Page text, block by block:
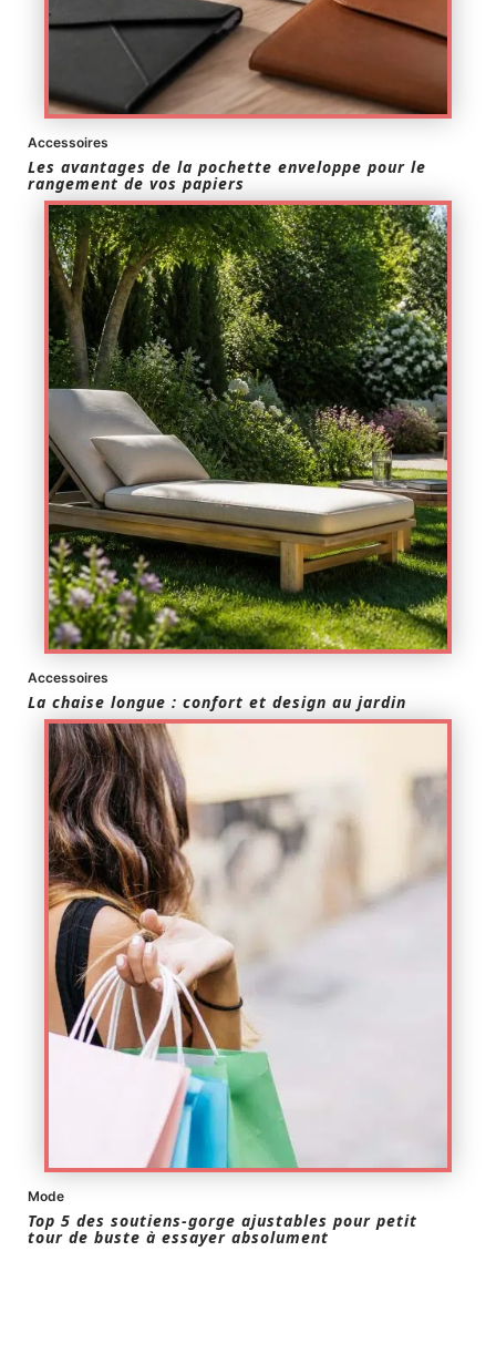
Accessoires
Les avantages de la pochette enveloppe pour le
rangement de vos papiers
Accessoires
La chaise longue : confort et design au jardin
Mode
Top 5 des soutiens-gorge ajustables pour petit
tour de buste à essayer absolument